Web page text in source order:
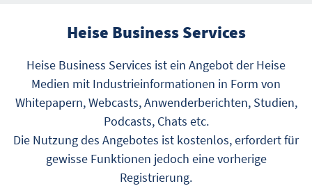
Heise Business Services
Heise Business Services ist ein Angebot der Heise
Medien mit Industrieinformationen in Form von
Whitepapern, Webcasts, Anwenderberichten, Studien,
Podcasts, Chats etc.
Die Nutzung des Angebotes ist kostenlos, erfordert für
gewisse Funktionen jedoch eine vorherige
Registrierung.